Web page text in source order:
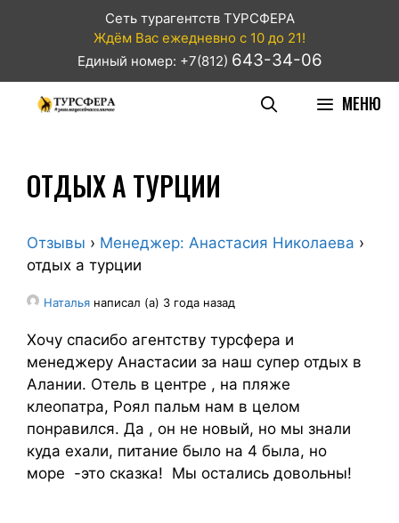
Сеть турагентств ТУРСФЕРА
Ждём Вас ежедневно с 10 до 21!
Единый номер: +7(812) 643-34-06
МЕНЮ
ОТДЫХ А ТУРЦИИ
Отзывы › Менеджер: Анастасия Николаева ›
отдых а турции
Наталья написал (а) 3 года назад
Хочу спасибо агентству турсфера и
менеджеру Анастасии за наш супер отдых в
Алании. Отель в центре , на пляже
клеопатра, Роял пальм нам в целом
понравился. Да , он не новый, но мы знали
куда ехали, питание было на 4 была, но
море -это сказка! Мы остались довольны!